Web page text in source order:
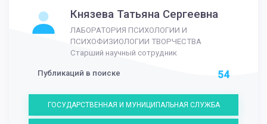
Князева Татьяна Сергеевна
ЛАБОРАТОРИЯ ПСИХОЛОГИИ И
ПСИХОФИЗИОЛОГИИ ТВОРЧЕСТВА
Старший научный сотрудник
Публикаций в поиске 54
ГОСУДАРСТВЕННАЯ И МУНИЦИПАЛЬНАЯ СЛУЖБА